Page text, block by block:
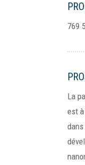
769
La
est